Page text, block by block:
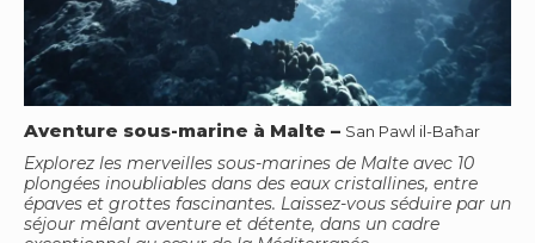
Aventure sous-marine à Malte – San Pawl il-Baħar
Explorez les merveilles sous-marines de Malte avec 10
plongées inoubliables dans des eaux cristallines, entre
épaves et grottes fascinantes. Laissez-vous séduire par un
séjour mêlant aventure et détente, dans un cadre